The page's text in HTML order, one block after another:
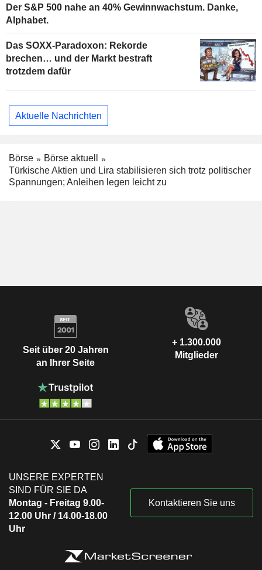
Der S&P 500 nahe an 40% Gewinnwachstum. Danke,
Alphabet.
Das SOXX-Paradoxon: Rekorde
brechen… und der Markt bestraft
trotzdem dafür
Aktuelle Nachrichten
Börse
Börse aktuell
Türkische Aktien und Lira stabilisieren sich trotz politischer
Spannungen; Anleihen legen leicht zu
Seit über 20 Jahren
an Ihrer Seite
+ 1.300.000
Mitglieder
UNSERE EXPERTEN
SIND FÜR SIE DA
Montag - Freitag 9.00-
12.00 Uhr / 14.00-18.00
Uhr
Kontaktieren Sie uns